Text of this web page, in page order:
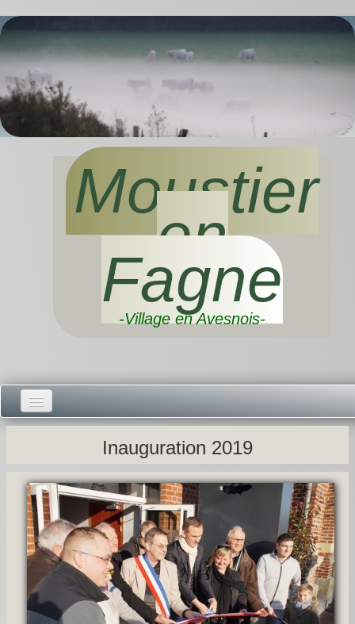
Moustier
en
Fagne
-Village en Avesnois-
Accueil -
Vie municipale -
Présentations -
Salle des Fêtes -
Blog Salle des Fêtes -
Comité des Fêtes -
Inauguration 2019